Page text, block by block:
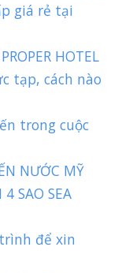
giá rẻ tại
HOTEL
tạp, cách nào
trong cuộc
NƯỚC MỸ
SAO SEA
để xin